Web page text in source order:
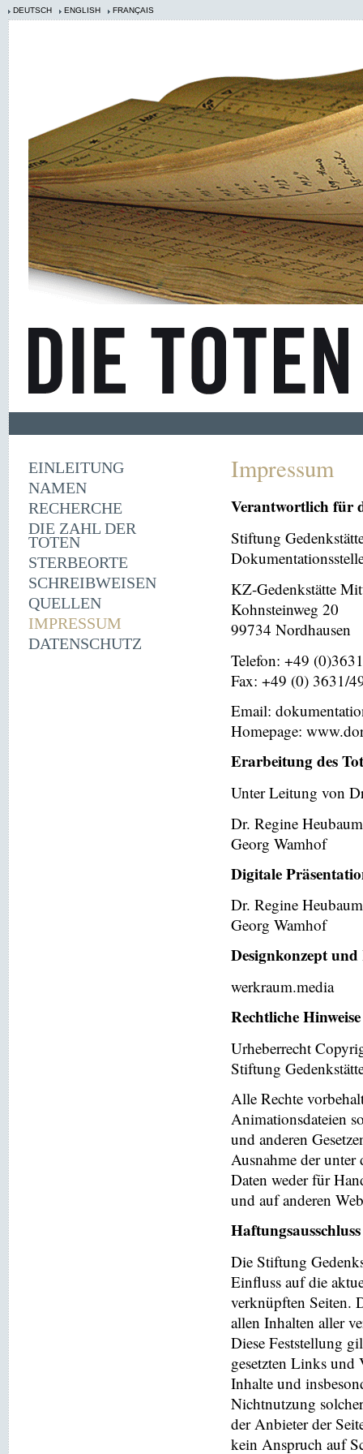
DEUTSCH ENGLISH FRANÇAIS
EINLEITUNG
NAMEN
RECHERCHE
DIE ZAHL DER
TOTEN
STERBEORTE
SCHREIBWEISEN
QUELLEN
IMPRESSUM
DATENSCHUTZ
Impressum
Verantwortlich für
Stiftung
KZ-Gedenkstätte
Kohnsteinweg 20
99734 Nordhausen
Telefon: +49
Fax: +49 (0) 3631/
Email:
Homepage:
Erarbeitung des
Unter Leitung von
Dr. Regine Heubaum
Georg Wamhof
Digitale
Dr. Regine Heubaum
Georg Wamhof
Designkonzept
werkraum.media
Rechtliche Hinweise
Urheberrecht
Stiftung
Alle Rechte
Animationsdateien
und anderen
Ausnahme der
Daten weder für
und auf anderen
Haftungsausschluss
Die Stiftung
Einfluss auf die
verknüpften Seiten.
allen Inhalten aller
Diese Feststellung
gesetzten Links und
Inhalte und
Nichtnutzung
der Anbieter der
kein Anspruch auf